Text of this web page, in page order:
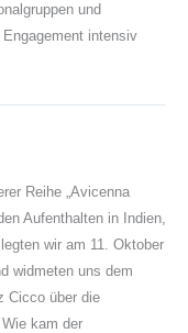
und
intensiv
Reihe „Avicenna
Aufenthalten in Indien,
wir am 11. Oktober
widmeten uns dem
Cicco über die
kam der